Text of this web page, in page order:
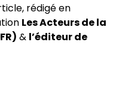
rédigé en
Les Acteurs de la
& l’éditeur de